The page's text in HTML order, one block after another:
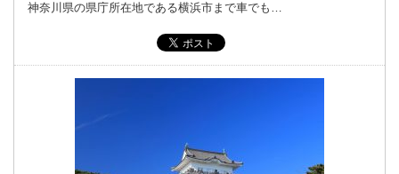
神奈川県の県庁所在地である横浜市まで車でも…